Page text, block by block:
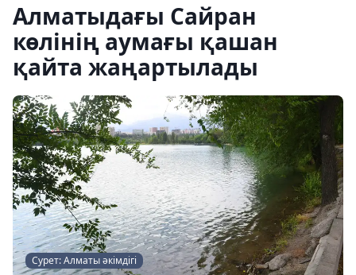
Алматыдағы Сайран
көлінің аумағы қашан
қайта жаңартылады
Сурет: Алматы әкімдігі